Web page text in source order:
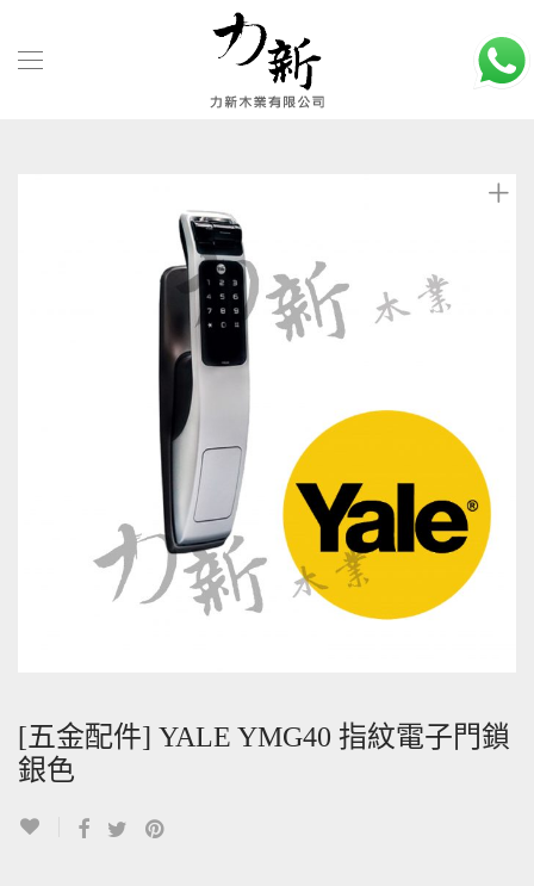
[五金配件] YALE YMG40 指紋電子門鎖
銀色